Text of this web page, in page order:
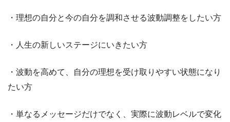
・理想の自分と今の自分を調和させる波動調整をしたい方
・人生の新しいステージにいきたい方
・波動を高めて、自分の理想を受け取りやすい状態になり
たい方
・単なるメッセージだけでなく、実際に波動レベルで変化